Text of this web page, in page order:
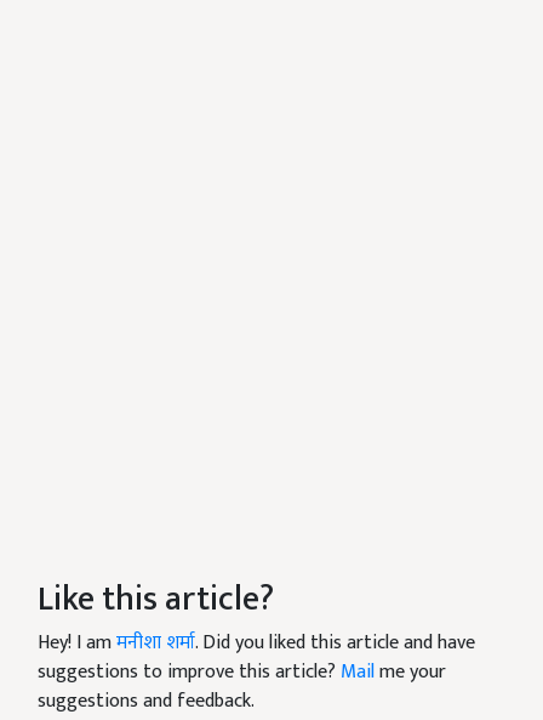
Like this article?
Hey! I amमनीशा शर्मा. Did you liked this article and have
suggestions to improve this article? Mailme your
suggestions and feedback.